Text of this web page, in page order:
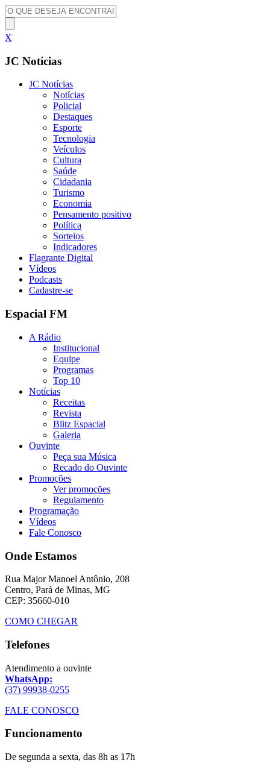
X
JC Notícias
JC Notícias
Notícias
Policial
Destaques
Esporte
Tecnologia
Veículos
Cultura
Saúde
Cidadania
Turismo
Economia
Pensamento positivo
Política
Sorteios
Indicadores
Flagrante Digital
Vídeos
Podcasts
Cadastre-se
Espacial FM
A Rádio
Institucional
Equipe
Programas
Top 10
Notícias
Receitas
Revista
Blitz Espacial
Galeria
Ouvinte
Peça sua Música
Recado do Ouvinte
Promoções
Ver promoções
Regulamento
Programação
Vídeos
Fale Conosco
Onde Estamos
Rua Major Manoel Antônio, 208
Centro, Pará de Minas, MG
CEP: 35660-010
COMO CHEGAR
Telefones
Atendimento a ouvinte
WhatsApp:
(37) 99938-0255
FALE CONOSCO
Funcionamento
De segunda a sexta, das 8h as 17h